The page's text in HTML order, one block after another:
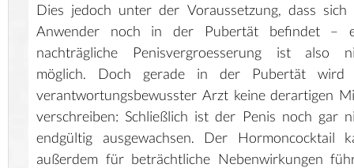
Dies jedoch unter der Voraussetzung, dass sich
Anwender noch in der Pubertät befindet –
nachträgliche Penisvergroesserung ist also
möglich. Doch gerade in der Pubertät wird
verantwortungsbewusster Arzt keine derartigen
verschreiben: Schließlich ist der Penis noch gar
endgültig ausgewachsen. Der Hormoncocktail
außerdem für beträchtliche Nebenwirkungen